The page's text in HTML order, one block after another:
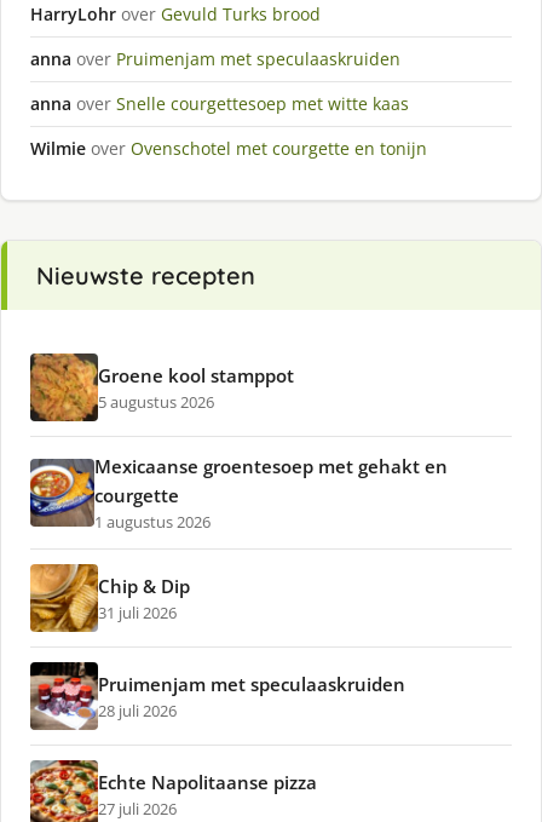
HarryLohr over Gevuld Turks brood
anna over Pruimenjam met speculaaskruiden
anna over Snelle courgettesoep met witte kaas
Wilmie over Ovenschotel met courgette en tonijn
Nieuwste recepten
Groene kool stamppot
5 augustus 2026
Mexicaanse groentesoep met gehakt en
courgette
1 augustus 2026
Chip & Dip
31 juli 2026
Pruimenjam met speculaaskruiden
28 juli 2026
Echte Napolitaanse pizza
27 juli 2026